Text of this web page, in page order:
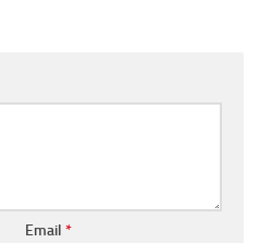
Email *